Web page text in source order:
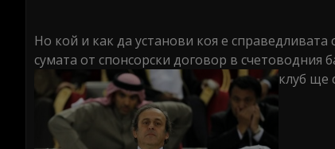
Но кой и как да установи коя е
сумата от спонсорски договор в счетоводния
клуб ще